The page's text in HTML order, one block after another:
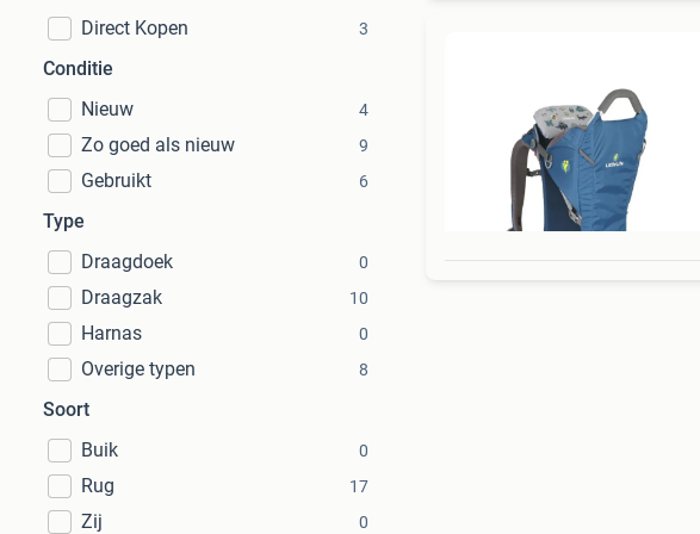
Direct Kopen
3
Conditie
Nieuw
4
Zo goed als nieuw 9
Gebruikt 6
Type
Draagdoek
0
Draagzak 10
Harnas 0
Overige typen 8
Soort
Buik
0
Rug 17
Zij 0